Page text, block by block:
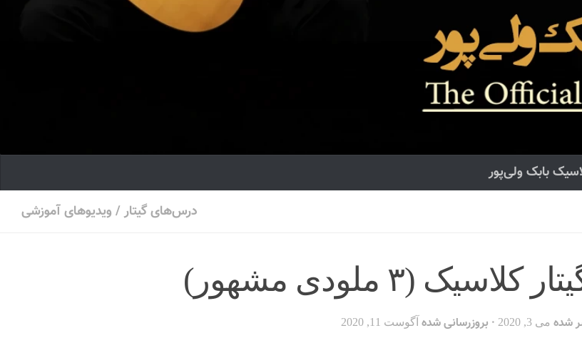
بابک ولی‌پور
درس‌های گیتار / ویدیوهای آموزشی
(۳ ملودی مشهور)
شده می 3, 2020 · بروزرسانی شده آگوست 11, 2020